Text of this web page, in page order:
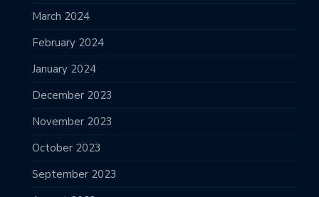
March 2024
February 2024
January 2024
December 2023
November 2023
October 2023
September 2023